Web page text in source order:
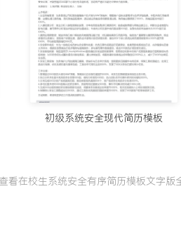
低。
争取了时
系统，长
初级系统安全现代简历模板
查看在校生系统安全有序简历模板文字版